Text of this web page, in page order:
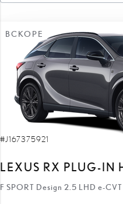
ВСКОРЕ
#J167375921
LEXUS RX PLUG-IN
F SPORT Design 2.5 LHD e-